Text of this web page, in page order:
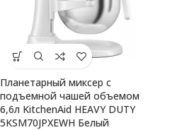
Планетарный миксер с
подъемной чашей объемом
6,6л KitchenAid HEAVY DUTY
5KSM70JPXEWH Белый